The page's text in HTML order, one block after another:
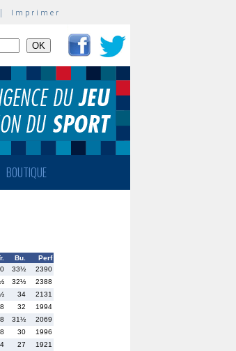
Imprimer
BOUTIQUE
Bu.
Perf
33½
2390
32½
2388
34
2131
32
1994
31½
2069
30
1996
27
1921